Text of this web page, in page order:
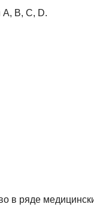
B, C, D.
в ряде